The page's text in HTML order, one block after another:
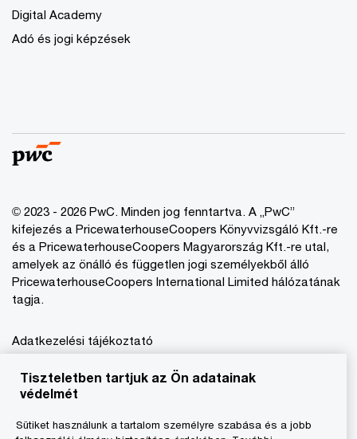
Digital Academy
Adó és jogi képzések
© 2023 - 2026 PwC. Minden jog fenntartva. A „PwC”
kifejezés a PricewaterhouseCoopers Könyvvizsgáló Kft.-re
és a PricewaterhouseCoopers Magyarország Kft.-re utal,
amelyek az önálló és független jogi személyekből álló
PricewaterhouseCoopers International Limited hálózatának
tagja.
Adatkezelési tájékoztató
Jogi közlemény
Tiszteletben tartjuk az Ön adatainak
védelmét
Sütiket használunk a tartalom személyre szabása és a jobb